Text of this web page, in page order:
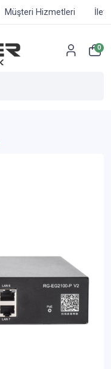
Müşteri Hizmetleri
0